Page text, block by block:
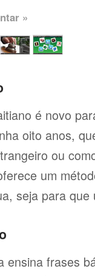
»
é novo
oito anos,
ou
um
seja para que
ensina frases